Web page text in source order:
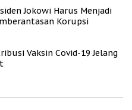
Jokowi Harus Menjadi
Korupsi
Vaksin Covid-19 Jelang